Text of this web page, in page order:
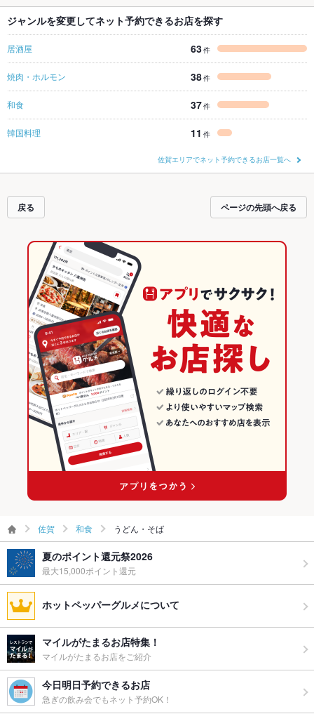
ジャンルを変更してネット予約できるお店を探す
居酒屋 63件
焼肉・ホルモン 38件
和食 37件
韓国料理 11 件
佐賀エリアでネット予約できるお店一覧へ
戻る ページの先頭へ戻る
佐賀 和食 うどん・そば
夏のポイント還元祭2026
最大15,000ポイント還元
ホットペッパーグルメについて
マイルがたまるお店特集！
マイルがたまるお店をご紹介
今日明日予約できるお店
急ぎの飲み会でもネット予約OK！